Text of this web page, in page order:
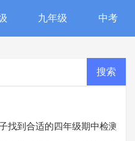
九年级 中考
找到合适的四年级期中检测卷？